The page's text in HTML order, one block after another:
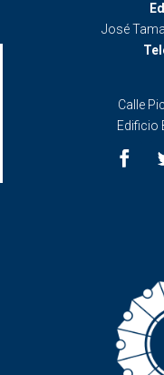
José
Calle
Edificio